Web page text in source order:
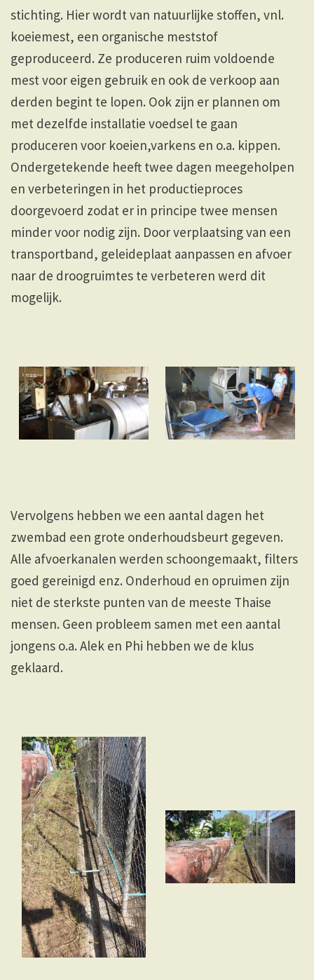
stichting. Hier wordt van natuurlijke stoffen, vnl.
koeiemest, een organische meststof
geproduceerd. Ze produceren ruim voldoende
mest voor eigen gebruik en ook de verkoop aan
derden begint te lopen. Ook zijn er plannen om
met dezelfde installatie voedsel te gaan
produceren voor koeien,varkens en o.a. kippen.
Ondergetekende heeft twee dagen meegeholpen
en verbeteringen in het productieproces
doorgevoerd zodat er in principe twee mensen
minder voor nodig zijn. Door verplaatsing van een
transportband, geleideplaat aanpassen en afvoer
naar de droogruimtes te verbeteren werd dit
mogelijk.
Vervolgens hebben we een aantal dagen het
zwembad een grote onderhoudsbeurt gegeven.
Alle afvoerkanalen werden schoongemaakt, filters
goed gereinigd enz. Onderhoud en opruimen zijn
niet de sterkste punten van de meeste Thaise
mensen. Geen probleem samen met een aantal
jongens o.a. Alek en Phi hebben we de klus
geklaard.